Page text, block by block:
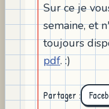
Sur ce je
semaine, et
toujours
pdf. :)
Partager :